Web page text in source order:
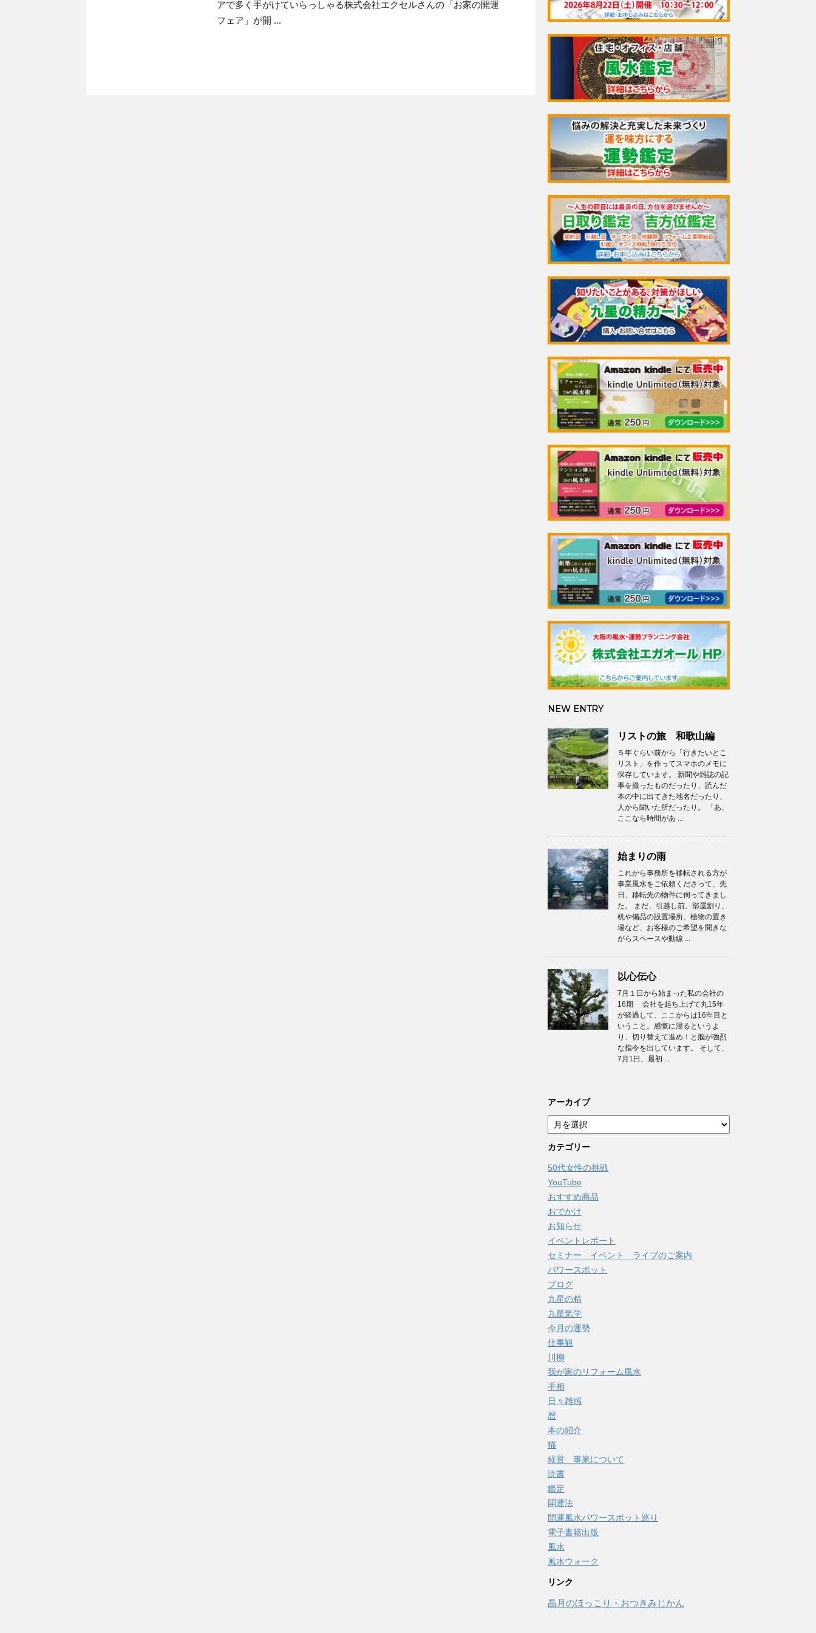
アで多く手がけていらっしゃる株式会社エクセルさんの「お家の開運
フェア」が開 ...
NEW ENTRY
リストの旅 和歌山編
５年ぐらい前から「行きたいとこ
リスト」を作ってスマホのメモに
保存しています。 新聞や雑誌の記
事を撮ったものだったり、読んだ
本の中に出てきた地名だったり、
人から聞いた所だったり。 「あ、
ここなら時間があ ...
始まりの雨
これから事務所を移転される方が
事業風水をご依頼くださって、先
日、移転先の物件に伺ってきまし
た。 まだ、引越し前。部屋割り、
机や備品の設置場所、植物の置き
場など、お客様のご希望を聞きな
がらスペースや動線 ...
以心伝心
7月１日から始まった私の会社の
16期 会社を起ち上げて丸15年
が経過して、ここからは16年目と
いうこと。感慨に浸るというよ
り、切り替えて進め！と脳が強烈
な指令を出しています。 そして、
7月1日、最初 ...
アーカイブ
ー
カ
イ
ブ
カテゴリー
50代女性の挑戦
YouTube
おすすめ商品
おでかけ
お知らせ
イベントレポート
セミナー イベント ライブのご案内
パワースポット
ブログ
九星の精
九星気学
今月の運勢
仕事観
川柳
我が家のリフォーム風水
手相
日々雑感
暦
本の紹介
猫
経営 事業について
読書
鑑定
開運法
開運風水パワースポット巡り
電子書籍出版
風水
風水ウォーク
リンク
晶月のほっこり・おつきみじかん